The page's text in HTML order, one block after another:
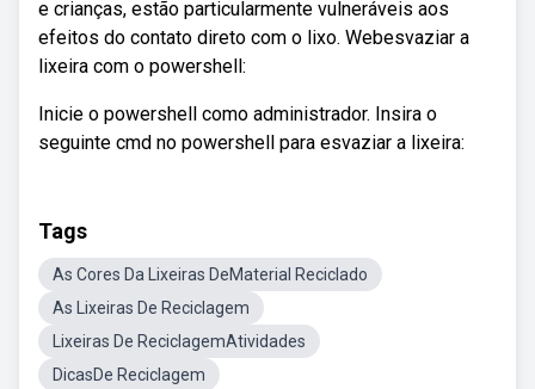
e crianças, estão particularmente vulneráveis aos
efeitos do contato direto com o lixo. Webesvaziar a
lixeira com o powershell:
Inicie o powershell como administrador. Insira o
seguinte cmd no powershell para esvaziar a lixeira:
Tags
As Cores Da Lixeiras DeMaterial Reciclado
As Lixeiras De Reciclagem
Lixeiras De ReciclagemAtividades
DicasDe Reciclagem